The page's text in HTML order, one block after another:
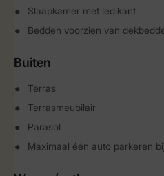
Slaapkamer met ledikant
Bedden voorzien van
Buiten
Terras
Terrasmeubilair
Parasol
Maximaal één auto parkeren